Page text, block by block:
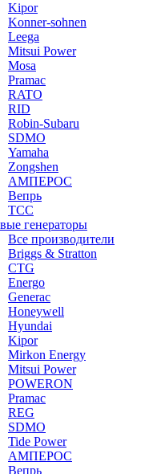
Kipor
Konner-sohnen
Leega
Mitsui Power
Mosa
Pramac
RATO
RID
Robin-Subaru
SDMO
Yamaha
Zongshen
АМПЕРОС
Вепрь
ТСС
генераторы
Все производители
Briggs & Stratton
CTG
Energo
Generac
Honeywell
Hyundai
Kipor
Mirkon Energy
Mitsui Power
POWERON
Pramac
REG
SDMO
Tide Power
АМПЕРОС
Вепрь